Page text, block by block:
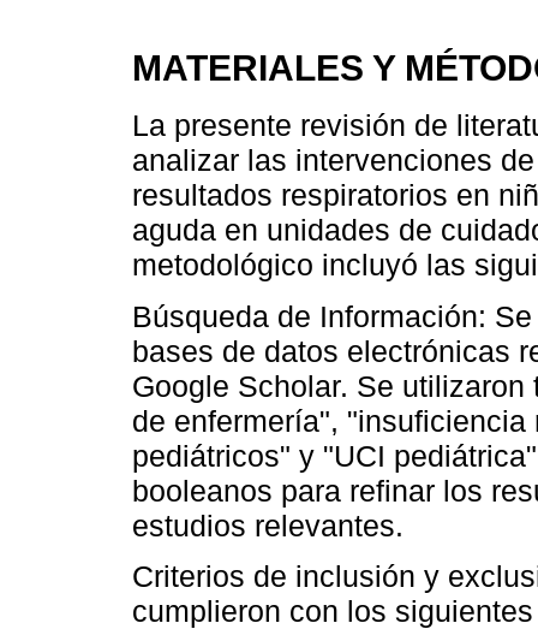
MATERIALES Y
La presente revisión de
analizar las intervenciones
resultados respiratorios en
aguda en unidades de
metodológico incluyó las
Búsqueda de Información:
bases de datos electrónicas
Google Scholar. Se
de enfermería",
pediátricos" y "UCI
booleanos para refinar los
estudios relevantes.
Criterios de inclusión y
cumplieron con los